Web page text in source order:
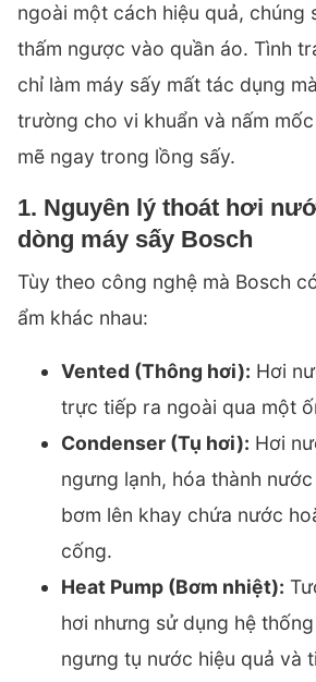
ngoài một cách hiệu quả, chúng
thấm ngược vào quần áo. Tình
chỉ làm máy sấy mất tác dụng
trường cho vi khuẩn và nấm
mẽ ngay trong lồng sấy.
1. Nguyên lý thoát hơi
dòng máy sấy Bosch
Tùy theo công nghệ mà Bosch
ẩm khác nhau:
Vented (Thông hơi): Hơi
trực tiếp ra ngoài qua một
Condenser (Tụ hơi): Hơi
ngưng lạnh, hóa thành
bơm lên khay chứa nước
cống.
Heat Pump (Bơm nhiệt):
hơi nhưng sử dụng hệ
ngưng tụ nước hiệu quả và